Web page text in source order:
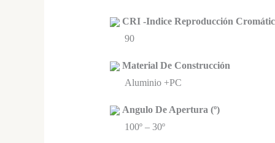
CRI -Indice Reproducción
90
Material De Construcción
Aluminio +PC
Angulo De Apertura (º)
100º – 30º